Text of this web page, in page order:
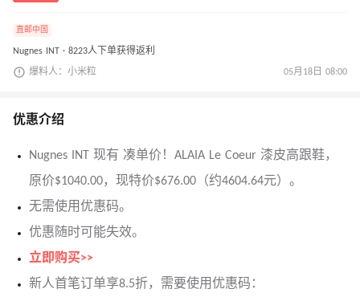
直邮中国
Nugnes INT · 8223人下单获得返利
爆料人：小米粒 05月18日 08:00
优惠介绍
Nugnes INT 现有 凑单价！ALAIA Le Coeur 漆皮高跟鞋，
原价$1040.00，现特价$676.00（约4604.64元）。
无需使用优惠码。
优惠随时可能失效。
立即购买>>
新人首笔订单享8.5折，需要使用优惠码：